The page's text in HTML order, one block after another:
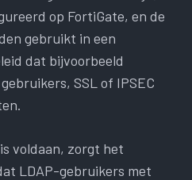
op FortiGate, en de
gebruikt in een
dat bijvoorbeeld
SSL of IPSEC
voldaan, zorgt het
LDAP-gebruikers met